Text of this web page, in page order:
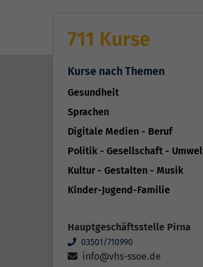
711 Kurse
Kurse nach Themen
Gesundheit
Sprachen
Digitale Medien - Beruf
Politik - Gesellschaft -
Kultur - Gestalten - Musik
Kinder-Jugend-Familie
Hauptgeschäftsstelle Pirna
03501/710990
info@vhs-ssoe.de